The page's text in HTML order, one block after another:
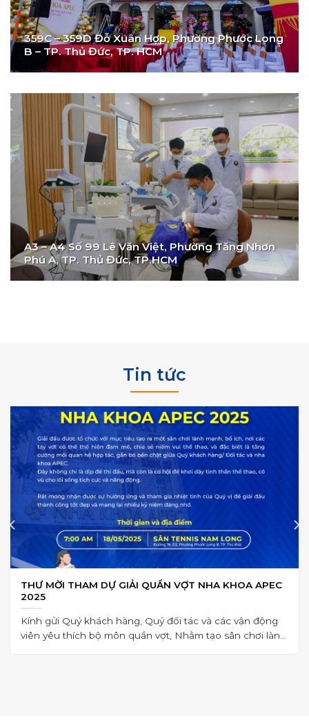
359C – 359D Đỗ Xuân Hợp, Phường Phước Long
B – TP. Thủ Đức, TP. HCM
A3 – A4 Số 99 Lê Văn Việt, Phường Tăng Nhơn
Phú A, TP. Thủ Đức, TP.HCM
Tin tức
THƯ MỜI THAM DỰ GIẢI QUẦN VỢT NHA KHOA APEC
2025
Kính gửi Quý khách hàng, Quý đối tác và các vận động
viên yêu thích bộ môn quần vợt, Nhằm tạo sân chơi lành